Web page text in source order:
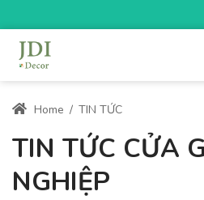
Home / TIN TỨC
TIN TỨC CỬA
NGHIỆP